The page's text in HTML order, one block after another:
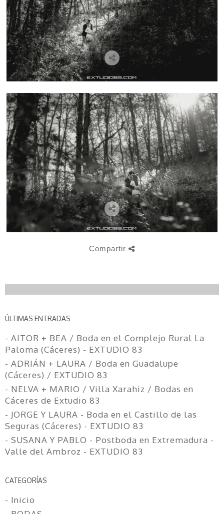
Compartir
ÚLTIMAS ENTRADAS
- AITOR + BEA / Boda en el Complejo Rural La
Paloma (Cáceres) - EXTUDIO 83
- ADRIÁN + LAURA / Boda en Guadalupe
(Cáceres) / EXTUDIO 83
- NELVA + MARIO / Villa Xarahiz / Bodas en
Cáceres de Extudio 83
- JORGE Y LAURA - Boda en el Castillo de las
Seguras (Cáceres) - EXTUDIO 83
- SUSANA Y PABLO - Postboda en Extremadura -
Valle del Ambroz - EXTUDIO 83
CATEGORÍAS
- Inicio